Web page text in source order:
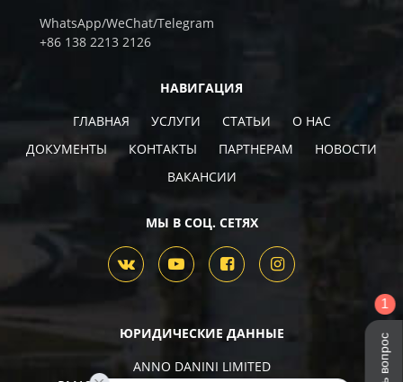
WhatsApp/WeChat/Telegram
+86 138 2213 2126
НАВИГАЦИЯ
ГЛАВНАЯ
УСЛУГИ СТАТЬИ
О НАС
ДОКУМЕНТЫ
КОНТАКТЫ ПАРТНЕРАМ
НОВОСТИ
ВАКАНCИИ
МЫ В СОЦ. СЕТЯХ
ЮРИДИЧЕСКИЕ ДАННЫЕ
ANNO DANINI LIMITED
1